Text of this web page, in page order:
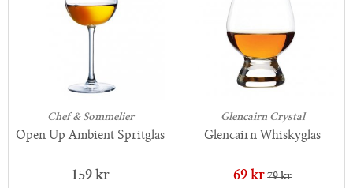
Chef & Sommelier
Open Up Ambient Spritglas
159 kr
Glencairn Crystal
Glencairn Whiskyglas
69 kr 79 kr